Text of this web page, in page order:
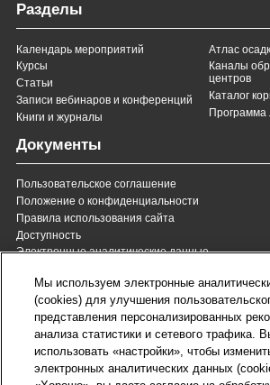
Разделы
Календарь мероприятий
Курсы
Статьи
Записи вебинаров и конференций
Книги и журналы
Атлас
Каналы
центров
Каталог
Программа
Документы
Пользовательское соглашение
Положение о конфиденциальности
Правила использования сайта
Доступность
Электронные аналитические данные
8 (800) 200-37-35
Служба Заботы для России
звонок бесплатный для
всех регионов России
8 (820)
Служба
contact@royalcanin.ru
Техническая поддержка
Мы используем электронные
(cookies) для улучшения
представления персонализированных
анализа статистики и сетевого трафика.
использовать «настройки», чтобы
электронных аналитических данных